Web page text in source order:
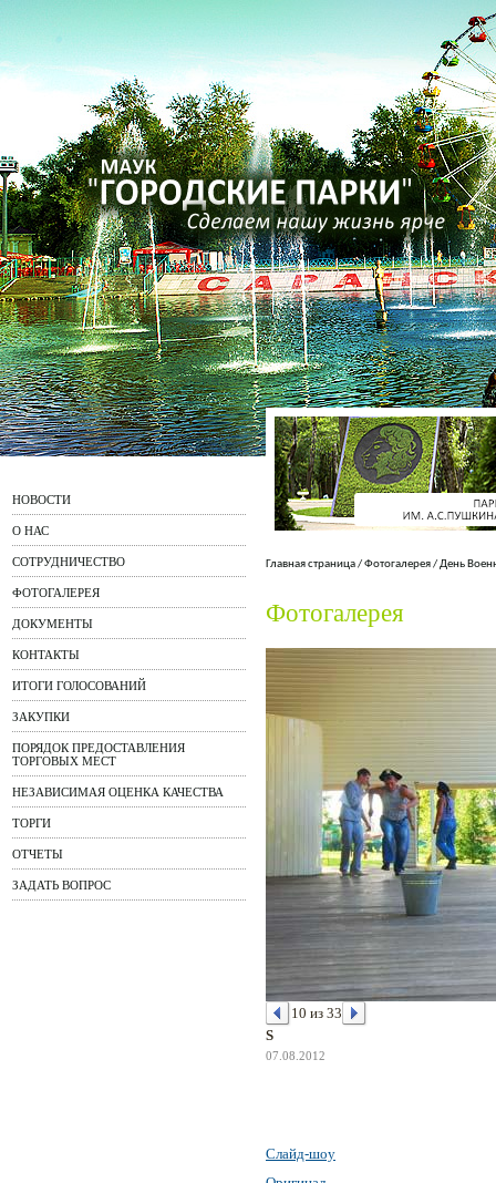
НОВОСТИ
О НАС
СОТРУДНИЧЕСТВО
ФОТОГАЛЕРЕЯ
ДОКУМЕНТЫ
КОНТАКТЫ
ИТОГИ ГОЛОСОВАНИЙ
ЗАКУПКИ
ПОРЯДОК ПРЕДОСТАВЛЕНИЯ
ТОРГОВЫХ МЕСТ
НЕЗАВИСИМАЯ ОЦЕНКА КАЧЕСТВА
ТОРГИ
ОТЧЕТЫ
ЗАДАТЬ ВОПРОС
Главная страница/Фотогалерея/День
Фотогалерея
10 из 33
S
07.08.2012
Слайд-шоу